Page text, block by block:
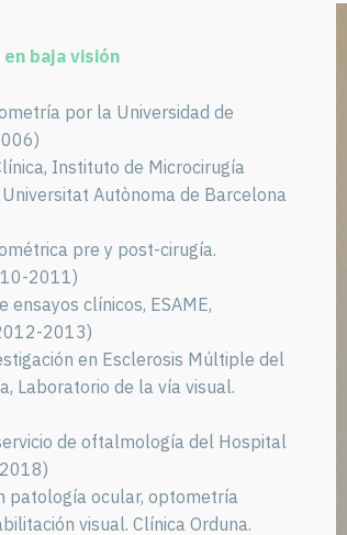
baja visión
por la Universidad de
Instituto de Microcirugía
Autònoma de Barcelona
pre y post-cirugía.
2011)
ensayos clínicos, ESAME,
2013)
en Esclerosis Múltiple del
Laboratorio de la vía visual.
de oftalmología del Hospital
patología ocular, optometría
visual. Clínica Orduna.